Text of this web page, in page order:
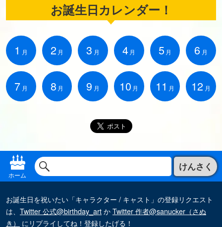
お誕生日カレンダー！
1 月 2 月 3 月 4 月 5 月 6 月
7 月 8 月 9 月 10 月 11 月 12 月
ホーム
けんさく
お誕生日を祝いたい「キャラクター / キャスト」の登録リクエスト
は、 Twitter 公式@birthday_artかTwitter 作者@sanucker（さぬ
き）
にリプライしてね！登録したげる！